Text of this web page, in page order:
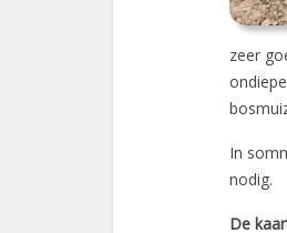
zeer
In
nodig.
De